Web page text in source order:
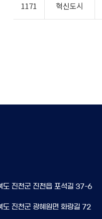
1171 혁신도시
도 진천군 진천읍 포석길 37-6
도 진천군 광혜원면 화랑길 72